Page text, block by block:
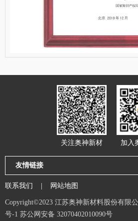
关注奥神新材 加入
友情链接
联系我们 网站地图
Copyright©2023 江苏奥神新材料股份有
号-1 苏公网安备 32070402010090号